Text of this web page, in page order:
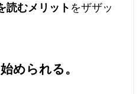
読むメリット をザザッ
められる。